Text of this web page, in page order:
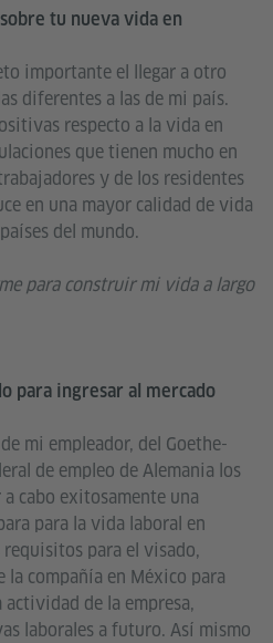
tu nueva vida en
importante el llegar a otro
diferentes a las de mi país.
respecto a la vida en
que tienen mucho en
y de los residentes
en una mayor calidad de vida
del mundo.
para construir mi vida a largo
para ingresar al mercado
mi empleador, del Goethe-
de empleo de Alemania los
cabo exitosamente una
para la vida laboral en
para el visado,
la compañía en México para
de la empresa,
laborales a futuro. Así mismo